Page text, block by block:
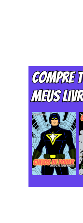
Postagem mais recente